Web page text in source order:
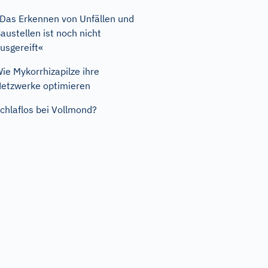
Erkennen von Unfällen und
ist noch nicht
Mykorrhizapilze ihre
optimieren
bei Vollmond?